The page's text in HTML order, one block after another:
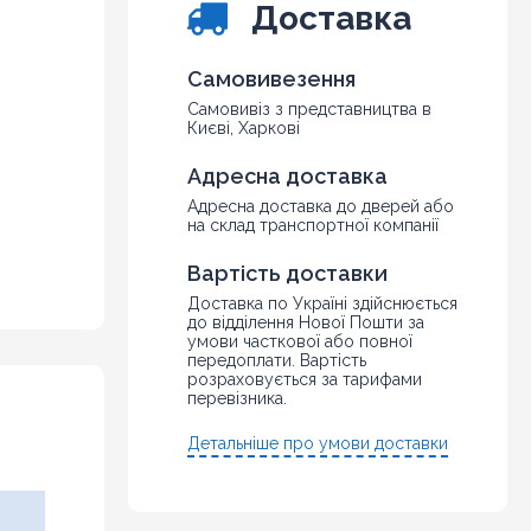
Доставка
Самовивезення
Самовивіз з представництва в
Києві, Харкові
Адресна доставка
Адресна доставка до дверей або
на склад транспортної компанії
Вартість доставки
Доставка по Україні здійснюється
до відділення Нової Пошти за
умови часткової або повної
передоплати. Вартість
розраховується за тарифами
перевізника.
Детальніше про умови доставки